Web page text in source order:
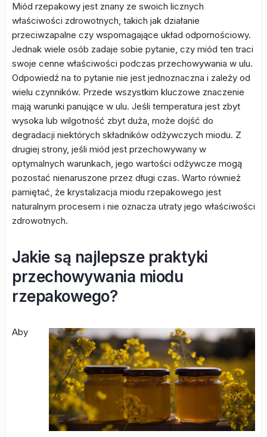
Miód rzepakowy jest znany ze swoich licznych
właściwości zdrowotnych, takich jak działanie
przeciwzapalne czy wspomagające układ odpornościowy.
Jednak wiele osób zadaje sobie pytanie, czy miód ten traci
swoje cenne właściwości podczas przechowywania w ulu.
Odpowiedź na to pytanie nie jest jednoznaczna i zależy od
wielu czynników. Przede wszystkim kluczowe znaczenie
mają warunki panujące w ulu. Jeśli temperatura jest zbyt
wysoka lub wilgotność zbyt duża, może dojść do
degradacji niektórych składników odżywczych miodu. Z
drugiej strony, jeśli miód jest przechowywany w
optymalnych warunkach, jego wartości odżywcze mogą
pozostać nienaruszone przez długi czas. Warto również
pamiętać, że krystalizacja miodu rzepakowego jest
naturalnym procesem i nie oznacza utraty jego właściwości
zdrowotnych.
Jakie są najlepsze praktyki
przechowywania miodu
rzepakowego?
Aby